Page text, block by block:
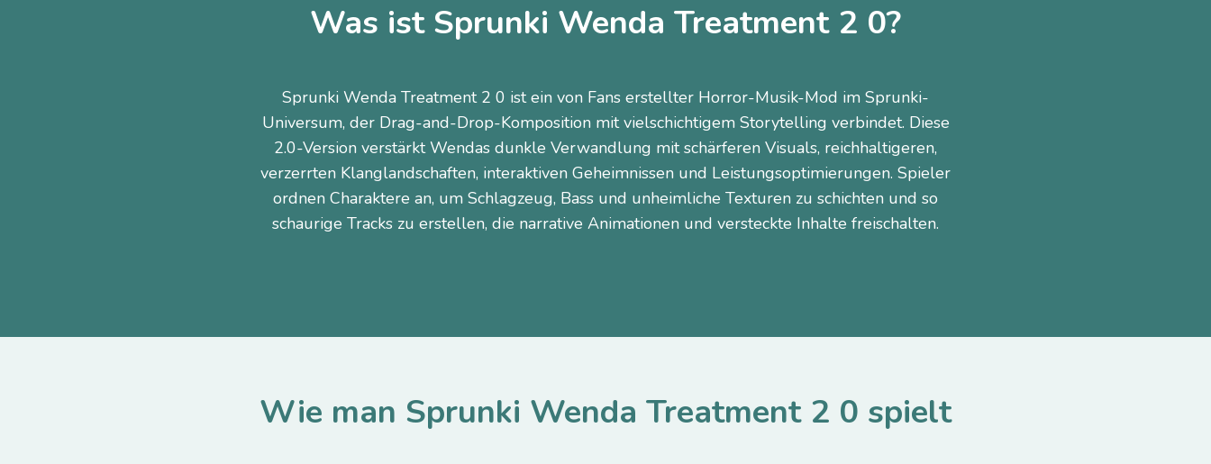
Was ist Sprunki Wenda Treatment 2 0?
Sprunki Wenda Treatment 2 0 ist ein von Fans erstellter Horror-Musik-Mod im Sprunki-
Universum, der Drag-and-Drop-Komposition mit vielschichtigem Storytelling verbindet. Diese
2.0-Version verstärkt Wendas dunkle Verwandlung mit schärferen Visuals, reichhaltigeren,
verzerrten Klanglandschaften, interaktiven Geheimnissen und Leistungsoptimierungen. Spieler
ordnen Charaktere an, um Schlagzeug, Bass und unheimliche Texturen zu schichten und so
schaurige Tracks zu erstellen, die narrative Animationen und versteckte Inhalte freischalten.
Wie man Sprunki Wenda Treatment 2 0 spielt